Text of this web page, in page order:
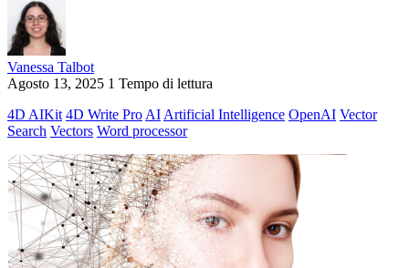
Vanessa Talbot
Agosto 13, 2025 1 Tempo di lettura
4D AIKit 4D Write Pro AI Artificial Intelligence OpenAI Vector
Search Vectors Word processor